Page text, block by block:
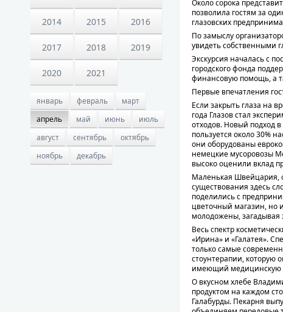
2014 2015 2016
2017 2018 2019
2020 2021
январь февраль
март
апрель
май июнь
июль
август
сентябрь
октябрь
ноябрь
декабрь
Около сорока
позволила гостям за
глазовских
По замыслу
увидеть собственными
Экскурсия началась с
городского фонда
финансовую помощь, а
Первые впечатления
Если закрыть глаза на
года Глазов стал
отходов. Новый подход
пользуется около 30%
они оборудованы
немецкие мусоровозы
высоко оценили вклад
Маленькая Швейцария,
существования здесь
поделились с
цветочный магазин, но
молодожены, загадывая
Весь спектр
«Ирина» и «Галатея».
только самые
стоунтерапии, которую
имеющий медицинскую
О вкусном хлебе
продуктом на каждом
Галабурды. Пекарня